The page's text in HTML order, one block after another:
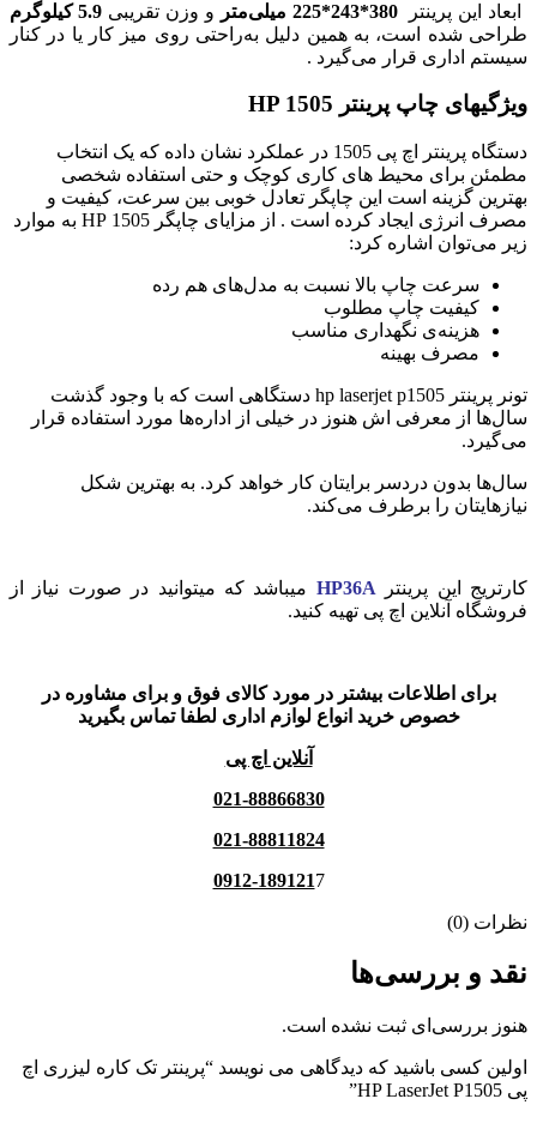
ابعاد این پرینتر380*243*225 میلی‌متر و وزن تقریبی 5.9 کیلوگرم
طراحی شده است، به همین دلیل به‌راحتی روی میز کار یا در کنار
سیستم اداری قرار می‌گیرد .
ویژگیهای چاپ پرینتر HP 1505
دستگاه پرینتر اچ پی 1505 در عملکرد نشان داده که یک انتخاب
مطمئن برای محیط های کاری کوچک و حتی استفاده شخصی
بهترین گزینه است این چاپگر تعادل خوبی بین سرعت، کیفیت و
مصرف انرژی ایجاد کرده است . از مزایای چاپگر 1505 HP به موارد
زیر می‌توان اشاره کرد:
سرعت چاپ بالا نسبت به مدل‌های هم رده
کیفیت چاپ مطلوب
هزینه‌ی نگهداری مناسب
مصرف بهینه
تونر پرینتر hp laserjet p1505 دستگاهی است که با وجود گذشت
سال‌ها از معرفی اش هنوز در خیلی از اداره‌ها مورد استفاده قرار
می‌گیرد.
سال‌ها بدون دردسر برایتان کار خواهد کرد. به بهترین شکل
نیازهایتان را برطرف می‌کند.
کارتریج این پرینتر HP36A میباشد که میتوانید در صورت نیاز از
فروشگاه آنلاین اچ پی تهیه کنید.
برای اطلاعات بیشتر در مورد کالای فوق و برای مشاوره در
خصوص خرید انواع لوازم اداری لطفا تماس بگیرید
آنلاین اچ پی
021-88866830
021-88811824
0912-1891217
نظرات (0)
نقد و بررسی‌ها
هنوز بررسی‌ای ثبت نشده است.
اولین کسی باشید که دیدگاهی می نویسد “پرینتر تک کاره لیزری اچ
پی HP LaserJet P1505”